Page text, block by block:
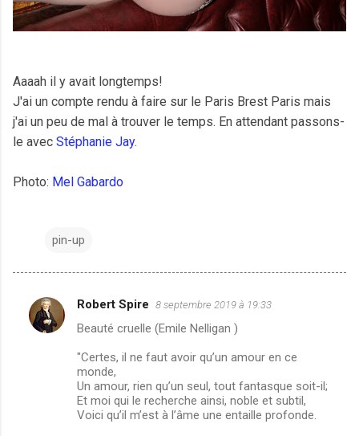
Aaaah il y avait longtemps!
J'ai un compte rendu à faire sur le Paris Brest Paris mais
j'ai un peu de mal à trouver le temps. En attendant passons-
le avec Stéphanie Jay.
Photo: Mel Gabardo
pin-up
C
o
Robert Spire 8 septembre 2019 à 19:33
Beauté cruelle (Emile Nelligan )
"Certes, il ne faut avoir qu’un amour en ce
monde,
Un amour, rien qu’un seul, tout fantasque soit-il;
Et moi qui le recherche ainsi, noble et subtil,
Voici qu’il m’est à l’âme une entaille profonde.